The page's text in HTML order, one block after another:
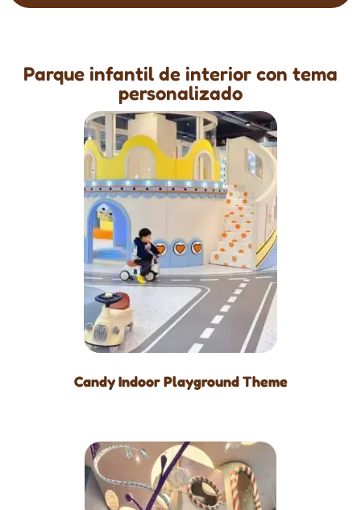
Parque infantil de interior con tema
personalizado
Candy Indoor Playground Theme